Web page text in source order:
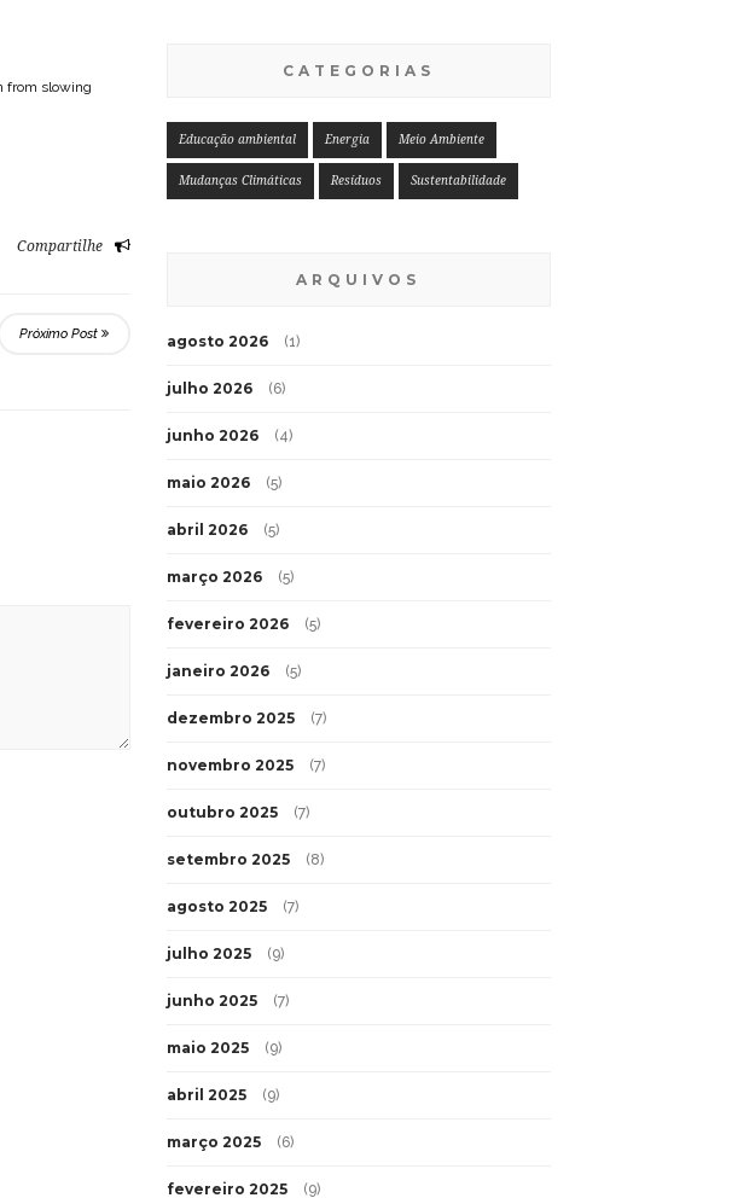
from slowing
Compartilhe
Próximo Post
CATEGORIAS
Educação ambiental Energia Meio Ambiente
Mudanças Climáticas Resíduos Sustentabilidade
ARQUIVOS
agosto 2026 (1)
julho 2026 (6)
junho 2026 (4)
maio 2026 (5)
abril 2026 (5)
março 2026 (5)
fevereiro 2026 (5)
janeiro 2026 (5)
dezembro 2025 (7)
novembro 2025 (7)
outubro 2025 (7)
setembro 2025 (8)
agosto 2025 (7)
julho 2025 (9)
junho 2025 (7)
maio 2025 (9)
abril 2025 (9)
março 2025 (6)
fevereiro 2025 (9)